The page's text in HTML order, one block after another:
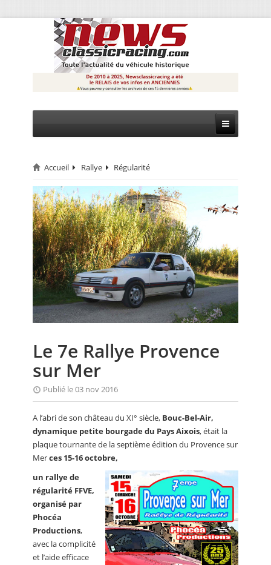
CIRCUIT
RALLYE
MONTAGNE
EVÈNEMENTS
CALENDRIER
FOCUS
ANNUAIRES
PETITES ANNONCES
Accueil Rallye Régularité
Le 7e Rallye Provence
sur Mer
Publié le 03 nov 2016
A l’abri de son château du XI° siècle, Bouc-Bel-Air,
dynamique petite bourgade du Pays Aixois, était la
plaque tournante de la septième édition du Provence sur
Merces 15-16 octobre,
un rallye de
régularité FFVE,
organisé par
Phocéa
Productions,
avec la complicité
et l’aide efficace